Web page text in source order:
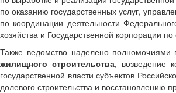
по оказанию государственных услуг,
по координации деятельности
хозяйства и Государственной корпорации
Также ведомство наделено полномочиями
жилищного строительства, возведение
государственной власти субъектов
долевого строительства и восстановлению